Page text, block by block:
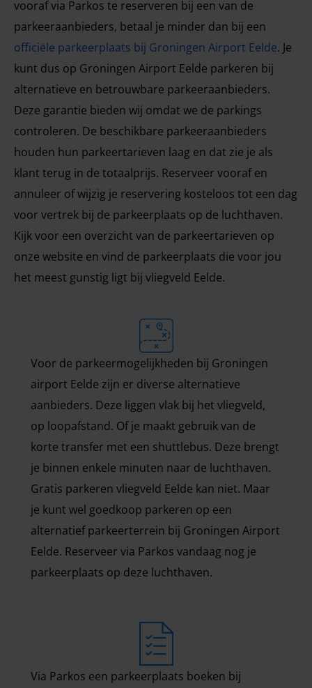
vooraf via Parkos te reserveren bij een van de
parkeeraanbieders, betaal je minder dan bij een
officiële parkeerplaats bij Groningen Airport Eelde. Je
kunt dus op Groningen Airport Eelde parkeren bij
alternatieve en betrouwbare parkeeraanbieders.
Deze garantie bieden wij omdat we de parkings
controleren. De beschikbare parkeeraanbieders
houden hun parkeertarieven laag en dat zie je als
klant terug in de totaalprijs. Reserveer vooraf en
annuleer of wijzig je reservering kosteloos tot een dag
voor vertrek bij de parkeerplaats op de luchthaven.
Kijk voor een overzicht van de parkeertarieven op
onze website en vind de parkeerplaats die voor jou
het meest gunstig ligt bij vliegveld Eelde.
Voor de parkeermogelijkheden bij Groningen
airport Eelde zijn er diverse alternatieve
aanbieders. Deze liggen vlak bij het vliegveld,
op loopafstand. Of je maakt gebruik van de
korte transfer met een shuttlebus. Deze brengt
je binnen enkele minuten naar de luchthaven.
Gratis parkeren vliegveld Eelde kan niet. Maar
je kunt wel goedkoop parkeren op een
alternatief parkeerterrein bij Groningen Airport
Eelde. Reserveer via Parkos vandaag nog je
parkeerplaats op deze luchthaven.
Via Parkos een parkeerplaats boeken bij